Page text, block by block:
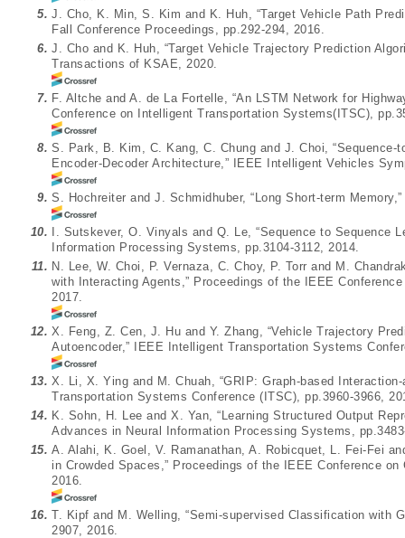
5. J. Cho, K. Min, S. Kim and K. Huh, “Target Vehicle Path
Fall Conference Proceedings, pp.292-294, 2016.
6. J. Cho and K. Huh, “Target Vehicle Trajectory Prediction
Transactions of KSAE, 2020.
7. F. Altche and A. de La Fortelle, “An LSTM Network for
Conference on Intelligent Transportation Systems(ITSC),
8. S. Park, B. Kim, C. Kang, C. Chung and J. Choi,
Encoder-Decoder Architecture,” IEEE Intelligent Vehicles
9. S. Hochreiter and J. Schmidhuber, “Long Short-term
10.
I. Sutskever, O. Vinyals and Q. Le, “Sequence to Sequence
Information Processing Systems, pp.3104-3112, 2014.
11. N. Lee, W. Choi, P. Vernaza, C. Choy, P. Torr and M.
with Interacting Agents,” Proceedings of the IEEE
2017.
12. X. Feng, Z. Cen, J. Hu and Y. Zhang, “Vehicle Trajectory
Autoencoder,” IEEE Intelligent Transportation Systems
13. X. Li, X. Ying and M. Chuah, “GRIP: Graph-based
Transportation Systems Conference (ITSC), pp.3960-3966,
14. K. Sohn, H. Lee and X. Yan, “Learning Structured Output
Advances in Neural Information Processing Systems,
15. A. Alahi, K. Goel, V. Ramanathan, A. Robicquet, L. Fei-Fei
in Crowded Spaces,” Proceedings of the IEEE Conference
2016.
16. T. Kipf and M. Welling, “Semi-supervised Classification with
2907 , 2016.